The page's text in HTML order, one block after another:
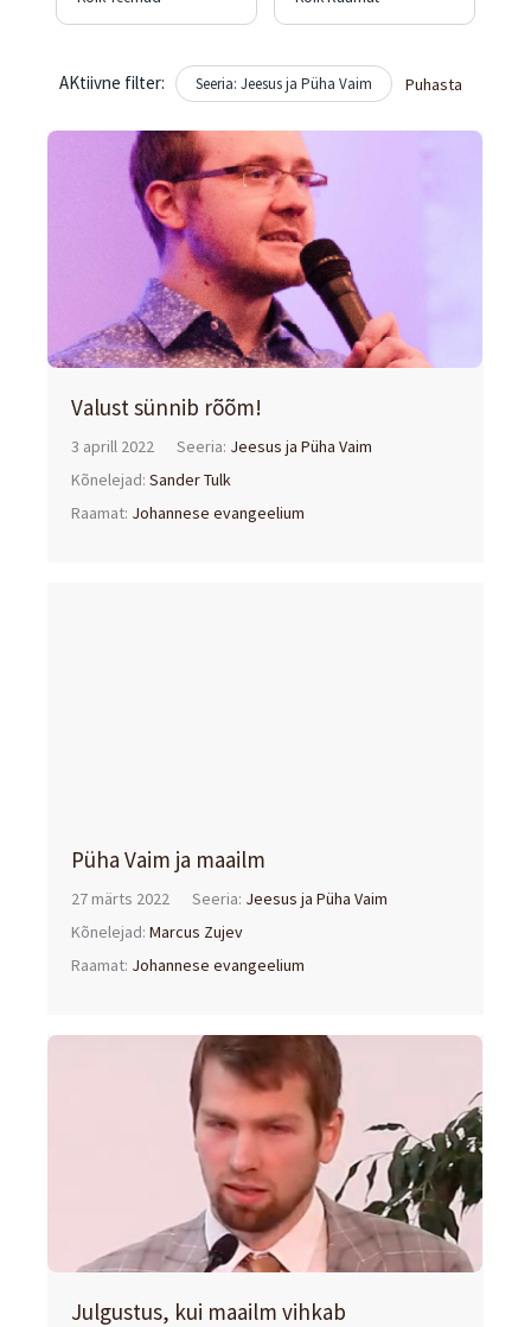
AKtiivne filter: Seeria: Jeesus ja Püha Vaim Puhasta
Valust sünnib rõõm!
3 aprill 2022 Seeria: Jeesus ja Püha Vaim
Kõnelejad:Sander Tulk
Raamat: Johannese evangeelium
Püha Vaim ja maailm
27 märts 2022 Seeria: Jeesus ja Püha Vaim
Kõnelejad:Marcus Zujev
Raamat: Johannese evangeelium
Julgustus, kui maailm vihkab